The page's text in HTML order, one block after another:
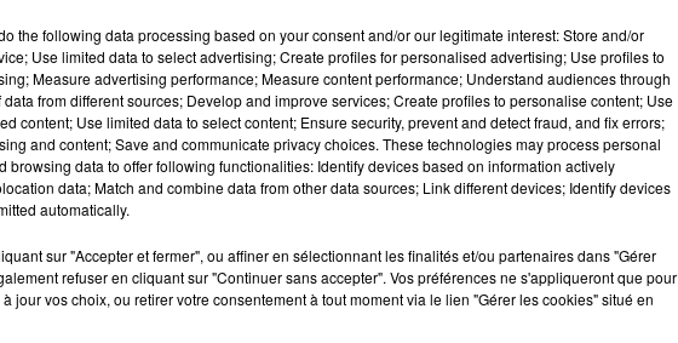
the following data processing based on your consent and/or our legitimate interest: Store and/or
Use limited data to select advertising; Create profiles for personalised advertising; Use profiles to
Measure advertising performance; Measure content performance; Understand audiences through
from different sources; Develop and improve services; Create profiles to personalise content; Use
content; Use limited data to select content; Ensure security, prevent and detect fraud, and fix errors;
and content; Save and communicate privacy choices. These technologies may process personal
browsing data to offer following functionalities: Identify devices based on information actively
data; Match and combine data from other data sources; Link different devices; Identify devices
automatically.
sur "Accepter et fermer", ou affiner en sélectionnant les finalités et/ou partenaires dans "Gérer
refuser en cliquant sur "Continuer sans accepter". Vos préférences ne s'appliqueront que pour
jour vos choix, ou retirer votre consentement à tout moment via le lien "Gérer les cookies" situé en